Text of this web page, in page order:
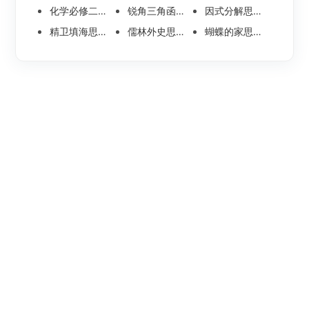
化学必修二思维导图合集，高中高清化学思维导图整理 锐角三角函数思维导图 | 数学思维导图分享
因式分解思维导图高清版-数学思维导图模板分享
精卫填海思维导图怎么画？高清版精卫填海思维导图模板分享
儒林外史思维导图大全|高清版免费思维导图模板 蝴蝶的家思维导图怎么画？高清版蝴蝶的家思维导图分享